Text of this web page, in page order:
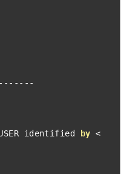
identified by <